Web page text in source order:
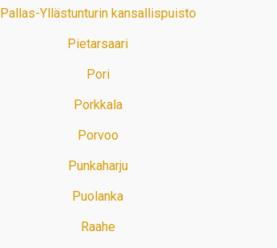
Pallas-Yllästunturin kansallispuisto
Pietarsaari
Pori
Porkkala
Porvoo
Punkaharju
Puolanka
Raahe